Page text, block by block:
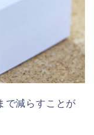
で減らすことが